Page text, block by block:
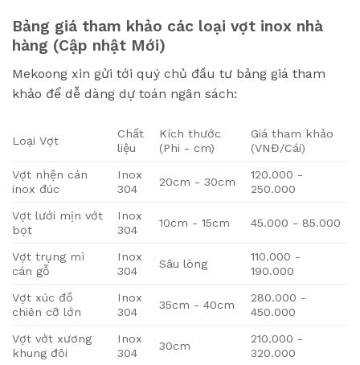
Bảng giá tham khảo các loại vợt inox nhà
hàng (Cập nhật Mới)
Mekoong xin gửi tới quý chủ đầu tư bảng giá tham
khảo để dễ dàng dự toán ngân sách:
Loại Vợt
Chất
liệu
Kích thước
(Phi - cm)
Giá tham khảo
(VNĐ/Cái)
Vợt nhện cán
inox đúc
Inox
304
20cm - 30cm
120.000 -
250.000
Vợt lưới mịn vớt
bọt
Inox
304
10cm - 15cm 45.000 - 85.000
Vợt trụng mì
cán gỗ
Inox
304
Sâu lòng
110.000 -
190.000
Vợt xúc đồ
chiên cỡ lớn
Inox
304
35cm - 40cm
280.000 -
450.000
Vợt vớt xương
khung đôi
Inox
304
30cm
210.000 -
320.000